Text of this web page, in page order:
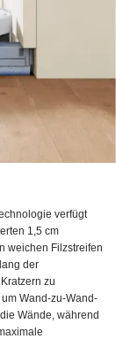
verfügt
1,5 cm
weichen Filzstreifen
der
zu
Wand-zu-Wand-
Wände, während